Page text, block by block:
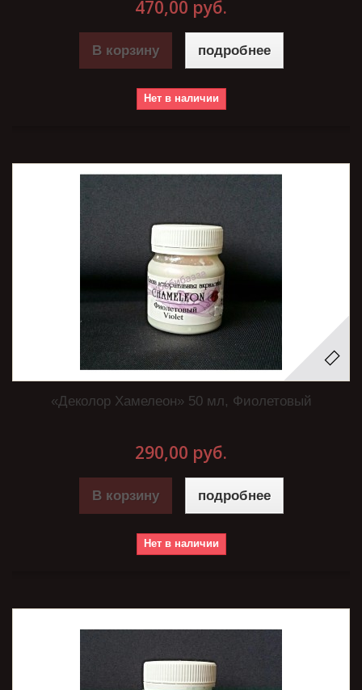
470,00 руб.
В корзину подробнее
Нет в наличии
«Деколор Хамелеон» 50 мл, Фиолетовый
290,00 руб.
В корзину подробнее
Нет в наличии